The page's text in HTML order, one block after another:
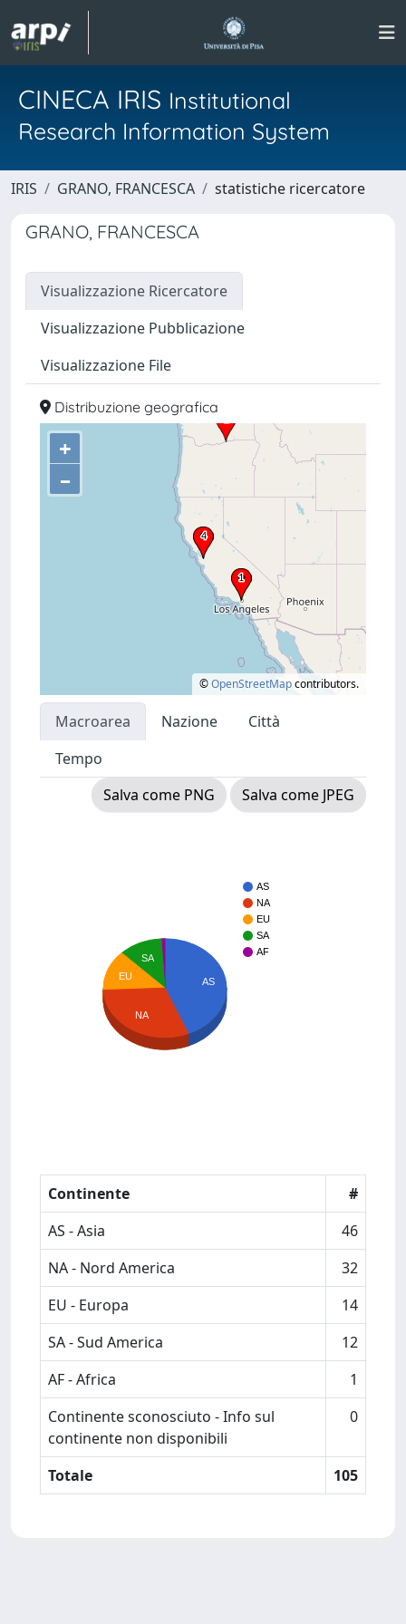
CINECA IRIS Institutional
Research Information System
IRIS GRANO, FRANCESCA statistiche ricercatore
GRANO, FRANCESCA
Visualizzazione Ricercatore
Visualizzazione Pubblicazione
Visualizzazione File
Distribuzione geografica
+
–
©OpenStreetMapcontributors.
Macroarea Nazione
Città
Tempo
Salva come PNG
Salva come JPEG
AS
NA
EU
SA
AF
AS
SA
EU
NA
Continente
#
AS - Asia
46
NA - Nord America
32
EU - Europa
14
SA - Sud America
12
AF - Africa
1
Continente sconosciuto - Info sul
continente non disponibili
0
Totale 105